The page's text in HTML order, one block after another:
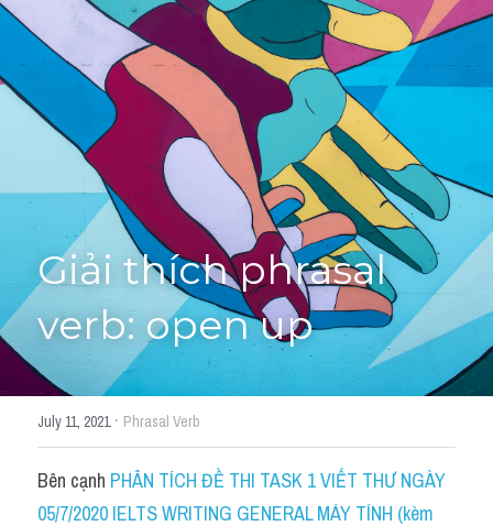
Giải đề thi từng câu
Lời khuyên
Giải đề thi
Academic words
Phrase
Idioms đồng nghĩa
Idioms trái nghĩa
Antonym
Idiom
HỌC THỬ
Giải thích phrasal
verb: open up
July 11, 2021· Phrasal Verb
Bên cạnh PHÂN TÍCH ĐỀ THI TASK 1 VIẾT THƯ NGÀY
05/7/2020 IELTS WRITING GENERAL MÁY TÍNH (kèm